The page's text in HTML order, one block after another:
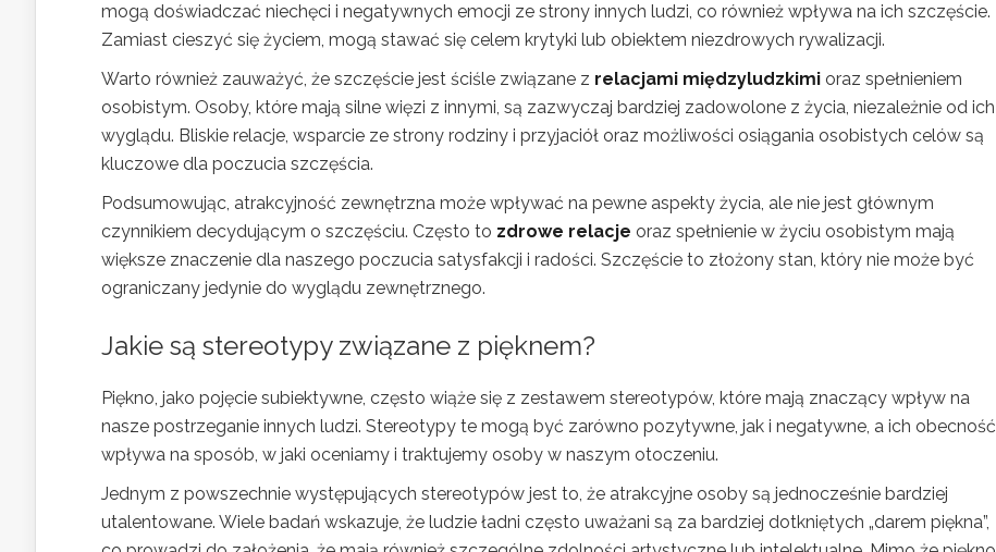
mogą doświadczać niechęci i negatywnych emocji ze strony innych ludzi, co również wpływa na ich szczęście.
Zamiast cieszyć się życiem, mogą stawać się celem krytyki lub obiektem niezdrowych rywalizacji.
Warto również zauważyć, że szczęście jest ściśle związane z relacjami międzyludzkimi oraz spełnieniem
osobistym. Osoby, które mają silne więzi z innymi, są zazwyczaj bardziej zadowolone z życia, niezależnie od ich
wyglądu. Bliskie relacje, wsparcie ze strony rodziny i przyjaciół oraz możliwości osiągania osobistych celów są
kluczowe dla poczucia szczęścia.
Podsumowując, atrakcyjność zewnętrzna może wpływać na pewne aspekty życia, ale nie jest głównym
czynnikiem decydującym o szczęściu. Często to zdrowe relacje oraz spełnienie w życiu osobistym mają
większe znaczenie dla naszego poczucia satysfakcji i radości. Szczęście to złożony stan, który nie może być
ograniczany jedynie do wyglądu zewnętrznego.
Jakie są stereotypy związane z pięknem?
Piękno, jako pojęcie subiektywne, często wiąże się z zestawem stereotypów, które mają znaczący wpływ na
nasze postrzeganie innych ludzi. Stereotypy te mogą być zarówno pozytywne, jak i negatywne, a ich obecność
wpływa na sposób, w jaki oceniamy i traktujemy osoby w naszym otoczeniu.
Jednym z powszechnie występujących stereotypów jest to, że atrakcyjne osoby są jednocześnie bardziej
utalentowane. Wiele badań wskazuje, że ludzie ładni często uważani są za bardziej dotkniętych „darem piękna”,